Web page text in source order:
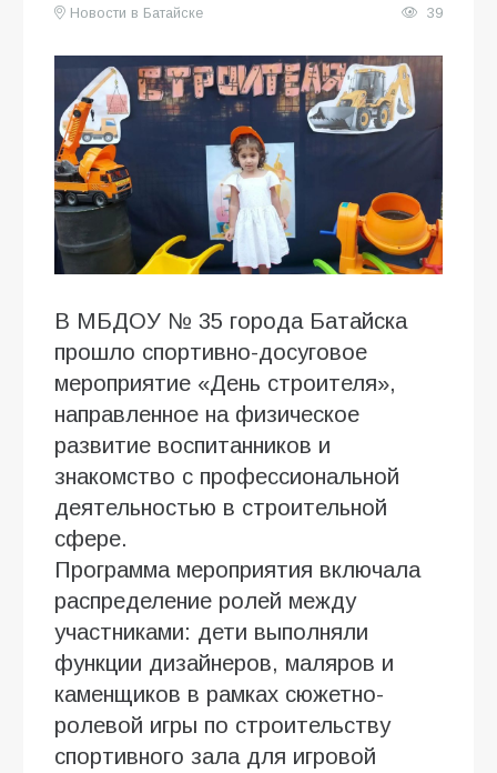
Новости в Батайске
39
В МБДОУ № 35 города Батайска
прошло спортивно-досуговое
мероприятие «День строителя»,
направленное на физическое
развитие воспитанников и
знакомство с профессиональной
деятельностью в строительной
сфере.
Программа мероприятия включала
распределение ролей между
участниками: дети выполняли
функции дизайнеров, маляров и
каменщиков в рамках сюжетно-
ролевой игры по строительству
спортивного зала для игровой